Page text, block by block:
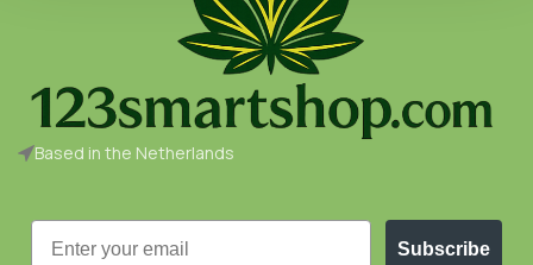
Based in the Netherlands
Email
Subscribe